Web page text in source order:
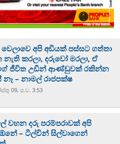
අපි අඩියක් පස්සට ගත්තා
නැති කරලා, දරුවෝ මරලා, ඒ
ජීවිත උඩින් ආණ්ඩුවක් රකින්න
නෑ – නාමල් රාජපක්ෂ
09, ප.ව. 3:53
වහන දරු පරම්පරාවක් අපි
– ටිල්වින් සිල්වාගෙන්